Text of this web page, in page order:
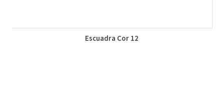
Escuadra Cor 12